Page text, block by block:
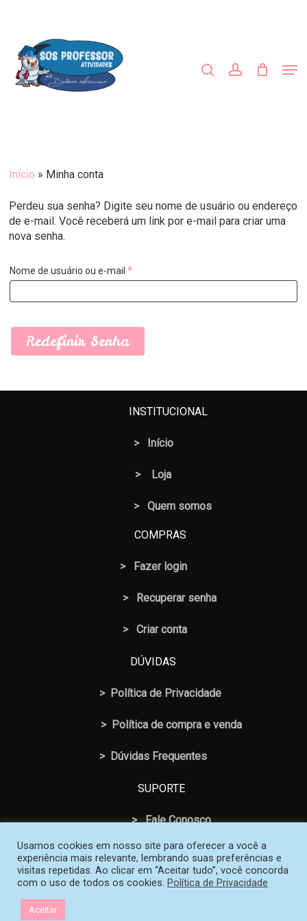
content
Início » Minha conta
Perdeu sua senha? Digite seu nome de usuário ou endereço
de e-mail. Você receberá um link por e-mail para criar uma
nova senha.
Nome de usuário ou e-mail*Obrigatório
Redefinir Senha
INSTITUCIONAL
> Início
> Loja
> Quem somos
COMPRAS
> Fazer login
> Recuperar senha
> Criar conta
DÚVIDAS
> Política de Privacidade
> Política de compra e venda
> Dúvidas Frequentes
SUPORTE
> Fale Conosco
© 2026 Loja SOS Professor Atividades. Todos os Direitos
Reservados | Criado e mantido por
Usamos cookies em nosso site para oferecer a você a
experiência mais relevante, lembrando suas preferências e
visitas repetidas. Ao clicar em “Aceitar tudo”, você concorda
com o uso de todos os cookies. Política de Privacidade
Aceitar